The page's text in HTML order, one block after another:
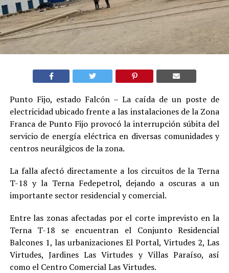
Punto Fijo, estado Falcón – La caída de un poste de
electricidad ubicado frente a las instalaciones de la Zona
Franca de Punto Fijo provocó la interrupción súbita del
servicio de energía eléctrica en diversas comunidades y
centros neurálgicos de la zona.
La falla afectó directamente a los circuitos de la Terna
T-18 y la Terna Fedepetrol, dejando a oscuras a un
importante sector residencial y comercial.
Entre las zonas afectadas por el corte imprevisto en la
Terna T-18 se encuentran el Conjunto Residencial
Balcones 1, las urbanizaciones El Portal, Virtudes 2, Las
Virtudes, Jardines Las Virtudes y Villas Paraíso, así
como el Centro Comercial Las Virtudes.